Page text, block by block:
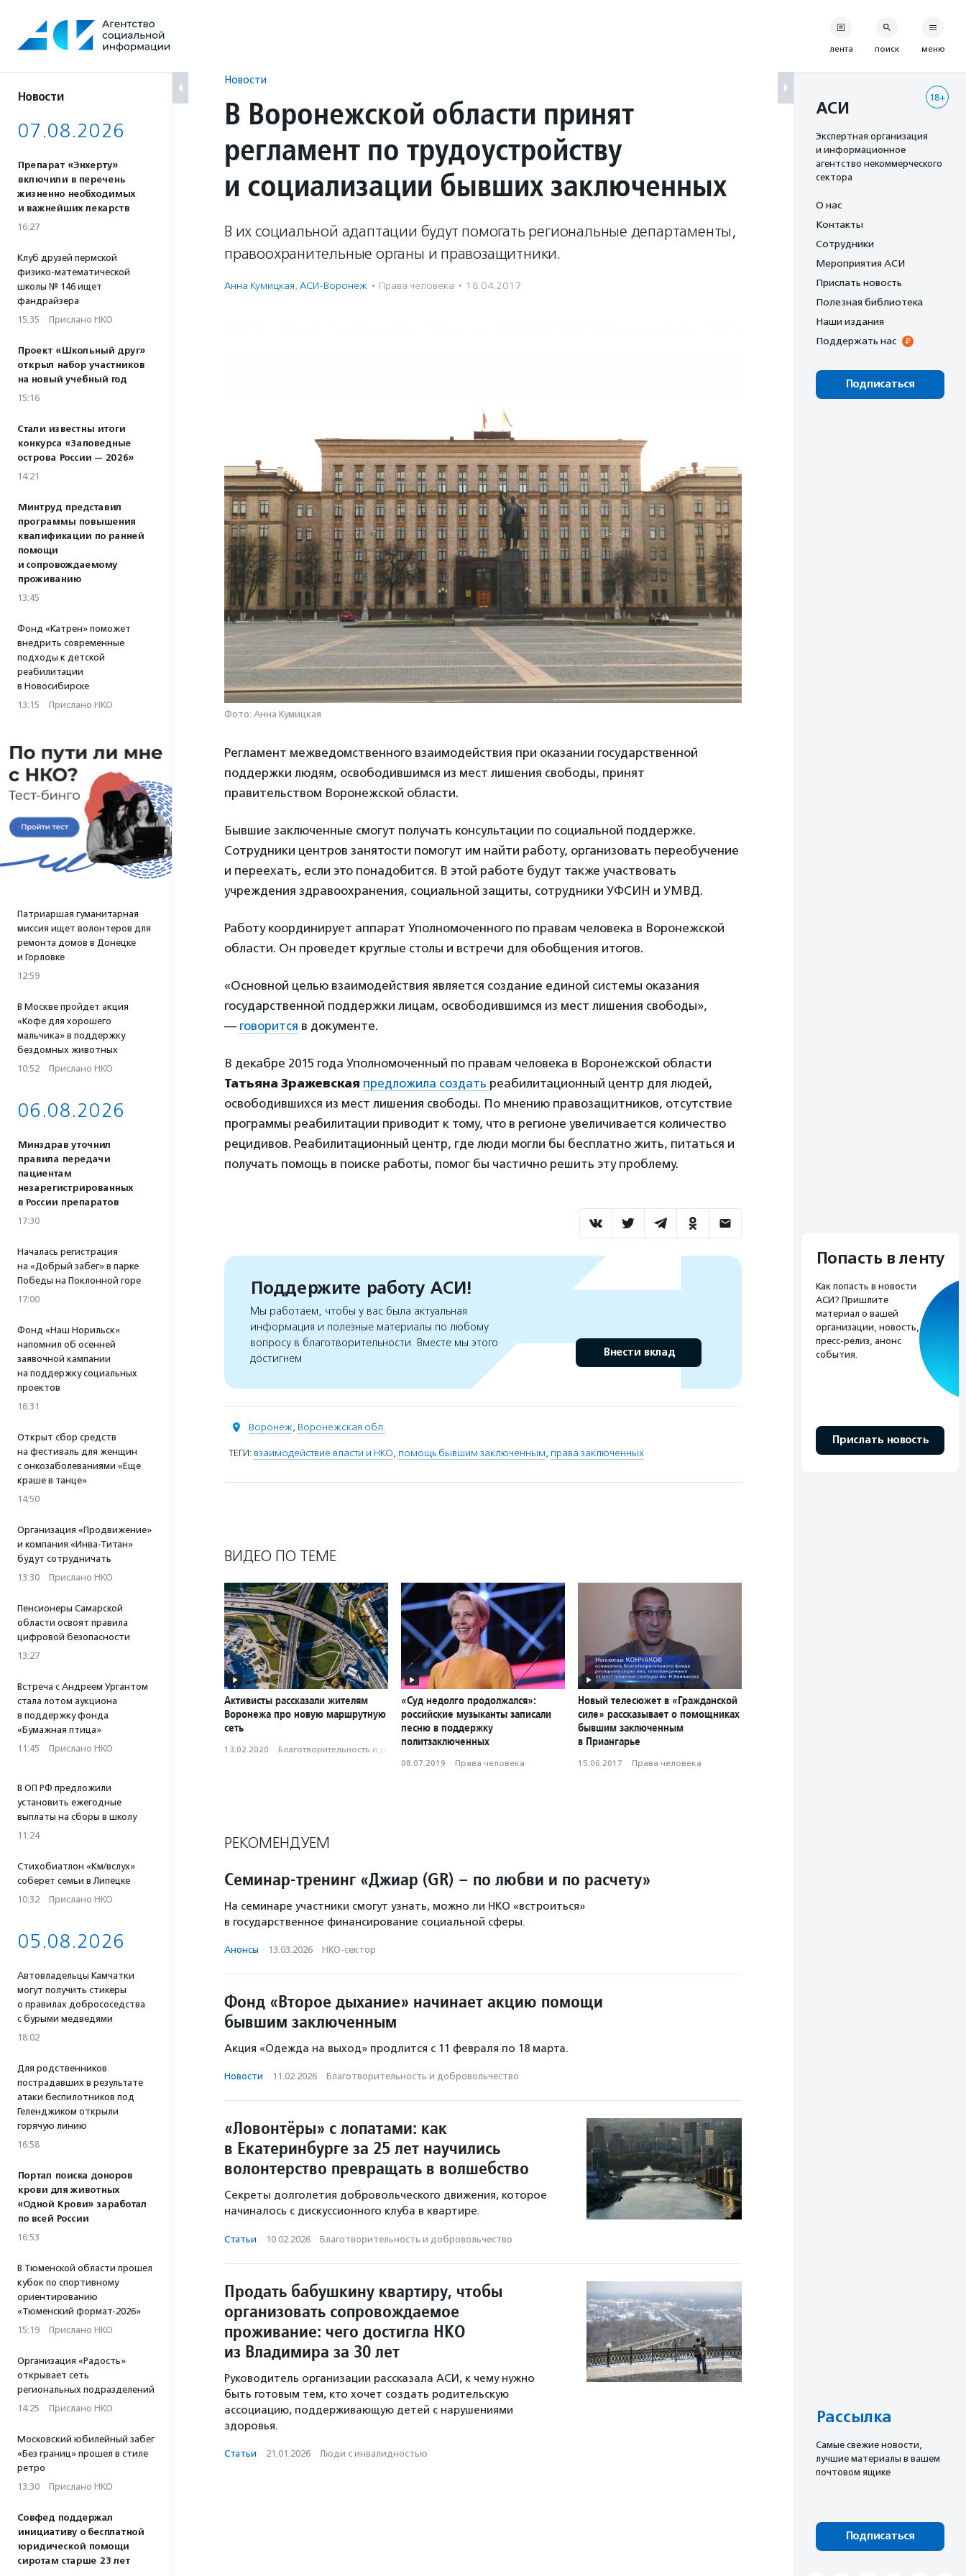
содержанию
Новости
07.08.2026
Препарат «Энхерту»
включили в перечень
жизненно необходимых
и важнейших лекарств
16:27
Клуб друзей пермской
физико-математической
школы № 146 ищет
фандрайзера
15:35 · Прислано НКО
Проект «Школьный друг»
открыл набор участников
на новый учебный год
15:16
Стали известны итоги
конкурса «Заповедные
острова России — 2026»
14:21
Минтруд представил
программы повышения
квалификации по ранней
помощи
и сопровождаемому
проживанию
13:45
Фонд «Катрен» поможет
внедрить современные
подходы к детской
реабилитации
в Новосибирске
13:15 · Прислано НКО
Патриаршая гуманитарная
миссия ищет волонтеров для
ремонта домов в Донецке
и Горловке
12:59
В Москве пройдет акция
«Кофе для хорошего
мальчика» в поддержку
бездомных животных
10:52 · Прислано НКО
06.08.2026
Минздрав уточнил
правила передачи
пациентам
незарегистрированных
в России препаратов
17:30
Началась регистрация
на «Добрый забег» в парке
Победы на Поклонной горе
17:00
Фонд «Наш Норильск»
напомнил об осенней
заявочной кампании
на поддержку социальных
проектов
16:31
Открыт сбор средств
на фестиваль для женщин
с онкозаболеваниями «Еще
краше в танце»
14:50
Организация «Продвижение»
и компания «Инва-Титан»
будут сотрудничать
13:30 · Прислано НКО
Пенсионеры Самарской
области освоят правила
цифровой безопасности
13:27
Встреча с Андреем Ургантом
стала лотом аукциона
в поддержку фонда
«Бумажная птица»
11:45 · Прислано НКО
В ОП РФ предложили
установить ежегодные
выплаты на сборы в школу
11:24
Стихобиатлон «Км/вслух»
соберет семьи в Липецке
10:32 · Прислано НКО
05.08.2026
Автовладельцы Камчатки
могут получить стикеры
о правилах добрососедства
с бурыми медведями
18:02
Для родственников
пострадавших в результате
атаки беспилотников под
Геленджиком открыли
горячую линию
16:58
Портал поиска доноров
крови для животных
«Одной Крови» заработал
по всей России
16:53
В Тюменской области прошел
кубок по спортивному
ориентированию
«Тюменский формат-2026»
15:19 · Прислано НКО
Организация «Радость»
открывает сеть
региональных подразделений
14:25 · Прислано НКО
Московский юбилейный забег
«Без границ» прошел в стиле
ретро
13:30 · Прислано НКО
Совфед поддержал
инициативу о бесплатной
юридической помощи
сиротам старше 23 лет
Новости
В Воронежской области принят
регламент по трудоустройству
и социализации бывших заключенных
В их социальной адаптации будут помогать региональные департаменты,
правоохранительные органы и правозащитники.
Анна Кумицкая, АСИ-Воронеж · Права человека · 18.04.2017
Фото: Анна Кумицкая
Регламент межведомственного взаимодействия при оказании государственной
поддержки людям, освободившимся из мест лишения свободы, принят
правительством Воронежской области.
Бывшие заключенные смогут получать консультации по социальной поддержке.
Сотрудники центров занятости помогут им найти работу, организовать переобучение
и переехать, если это понадобится. В этой работе будут также участвовать
учреждения здравоохранения, социальной защиты, сотрудники УФСИН и УМВД.
Работу координирует аппарат Уполномоченного по правам человека в Воронежской
области. Он проведет круглые столы и встречи для обобщения итогов.
«Основной целью взаимодействия является создание единой системы оказания
государственной поддержки лицам, освободившимся из мест лишения свободы»,
— говорится в документе.
В декабре 2015 года Уполномоченный по правам человека в Воронежской области
Татьяна Зражевская предложила создать реабилитационный центр для людей,
освободившихся из мест лишения свободы. По мнению правозащитников, отсутствие
программы реабилитации приводит к тому, что в регионе увеличивается количество
рецидивов. Реабилитационный центр, где люди могли бы бесплатно жить, питаться и
получать помощь в поиске работы, помог бы частично решить эту проблему.
Поддержите работу АСИ!
Мы работаем, чтобы у вас была актуальная
информация и полезные материалы по любому
вопросу в благотворительности. Вместе мы этого
достигнем
Внести вклад
Воронеж, Воронежская обл.
ТЕГИ: взаимодействие власти и НКО, помощь бывшим заключенным, права заключенных
ВИДЕО ПО ТЕМЕ
Активисты рассказали жителям
Воронежа про новую маршрутную
сеть
13.02.2020 · Благотвори­тель­ность и доброволь­чест­во
«Суд недолго продолжался»:
российские музыканты записали
песню в поддержку
политзаключенных
08.07.2019 · Права человека
Новый телесюжет в «Гражданской
силе» рассказывает о помощниках
бывшим заключенным
в Приангарье
15.06.2017 · Права человека
РЕКОМЕНДУЕМ
Семинар-тренинг «Джиар (GR) – по любви и по расчету»
На семинаре участники смогут узнать, можно ли НКО «встроиться»
в государственное финансирование социальной сферы.
Анонсы · 13.03.2026 · НКО-сектор
Фонд «Второе дыхание» начинает акцию помощи
бывшим заключенным
Акция «Одежда на выход» продлится с 11 февраля по 18 марта.
Новости · 11.02.2026 · Благотвори­тель­ность и доброволь­чест­во
«Ловонтёры» с лопатами: как
в Екатеринбурге за 25 лет научились
волонтерство превращать в волшебство
Секреты долголетия добровольческого движения, которое
начиналось с дискуссионного клуба в квартире.
Статьи · 10.02.2026 · Благотвори­тель­ность и доброволь­чест­во
Продать бабушкину квартиру, чтобы
организовать сопровождаемое
проживание: чего достигла НКО
из Владимира за 30 лет
Руководитель организации рассказала АСИ, к чему нужно
быть готовым тем, кто хочет создать родительскую
ассоциацию, поддерживающую детей с нарушениями
здоровья.
Статьи · 21.01.2026 · Люди с инвалидностью
лента поиск меню
18+
АСИ
Экспертная организация
и информационное
агентство некоммерческого
сектора
О нас
Контакты
Сотрудники
Мероприятия АСИ
Прислать новость
Полезная библиотека
Наши издания
Поддержать нас
Подписаться
Попасть в ленту
Как попасть в новости
АСИ? Пришлите
материал о вашей
организации, новость,
пресс-релиз, анонс
события.
Прислать новость
Рассылка
Cамые свежие новости,
лучшие материалы в вашем
почтовом ящике
Подписаться